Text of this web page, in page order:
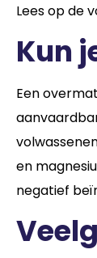
Lees op de
Kun
Een
en
negatief